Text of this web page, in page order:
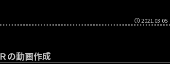
2021.03.05
の動画作成